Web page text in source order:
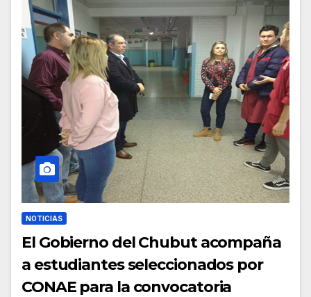
NOTICIAS
El Gobierno del Chubut acompaña
a estudiantes seleccionados por
CONAE para la convocatoria